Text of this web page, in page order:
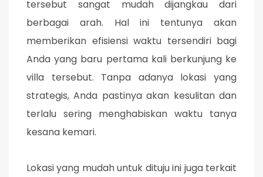
tersebut sangat mudah dijangkau dari
berbagai arah. Hal ini tentunya akan
memberikan efisiensi waktu tersendiri bagi
Anda yang baru pertama kali berkunjung ke
villa tersebut. Tanpa adanya lokasi yang
strategis, Anda pastinya akan kesulitan dan
terlalu sering menghabiskan waktu tanya
kesana kemari.
Lokasi yang mudah untuk dituju ini juga terkait